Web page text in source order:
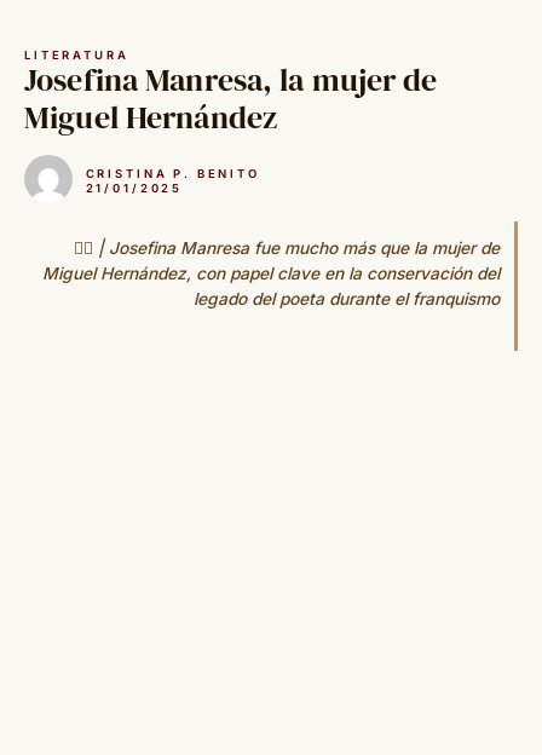
contenido
LITERATURA
Josefina Manresa, la mujer de
Miguel Hernández
CRISTINA P. BENITO
21/01/2025
✍🏻 | Josefina Manresa fue mucho más que la mujer de
Miguel Hernández, con papel clave en la conservación del
legado del poeta durante el franquismo